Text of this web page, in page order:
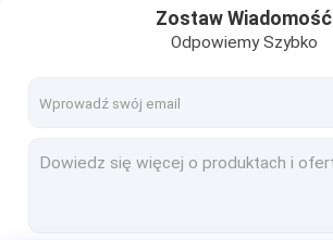
Laboratoryjny mikser emulgatora
Maszyna do mieszania cieczy
Zostaw Wiadomość
Odpowiemy Szybko